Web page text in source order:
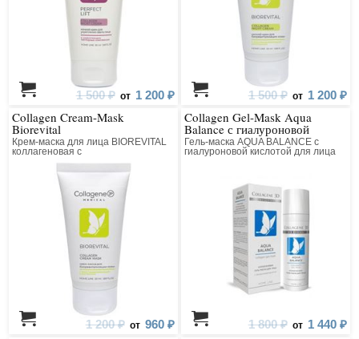
1 500 ₽ от 1 200 ₽ 1 500 ₽ от 1 200 ₽
Collagen Cream-Mask
Biorevital
Крем-маска для лица BIOREVITAL
коллагеновая с
восстанавливающим комплексом
1 200 ₽ от 960 ₽
Collagen Gel-Mask Aqua
Balance с гиалуроновой
кислотой
Гель-маска AQUA BALANCE с
гиалуроновой кислотой для лица
1 800 ₽ от 1 440 ₽